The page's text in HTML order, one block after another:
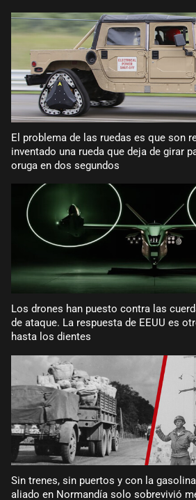
El problema de las ruedas es que son
inventado una rueda que deja de girar
oruga en dos segundos
Los drones han puesto contra las
de ataque. La respuesta de EEUU es
hasta los dientes
Sin trenes, sin puertos y con la
aliado en Normandía solo sobrevivió